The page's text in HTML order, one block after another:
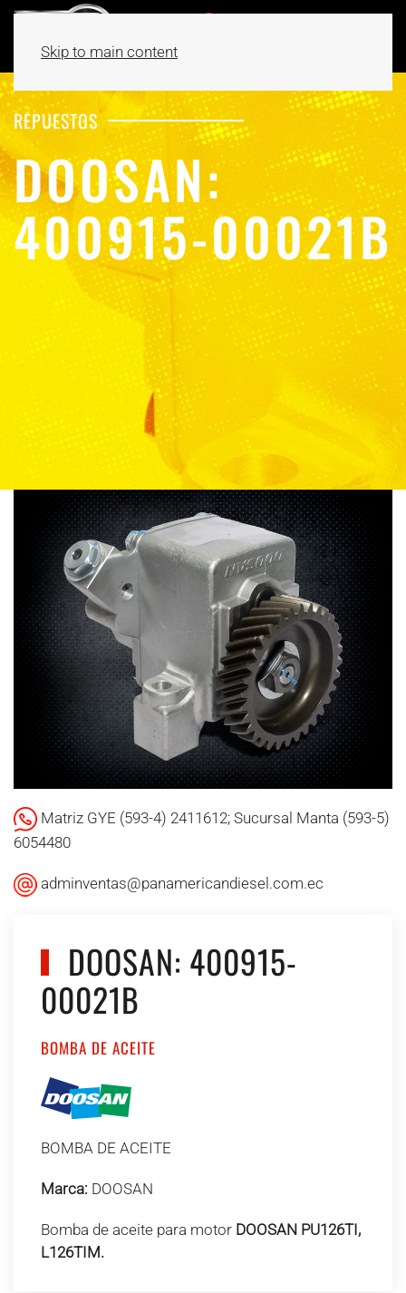
Skip to main content
REPUESTOS
DOOSAN:
400915-00021B
Matriz GYE (593-4) 2411612; Sucursal Manta (593-5)
6054480
adminventas@panamericandiesel.com.ec
DOOSAN: 400915-
00021B
BOMBA DE ACEITE
BOMBA DE ACEITE
Marca: DOOSAN
Bomba de aceite para motor DOOSAN PU126TI,
L126TIM.